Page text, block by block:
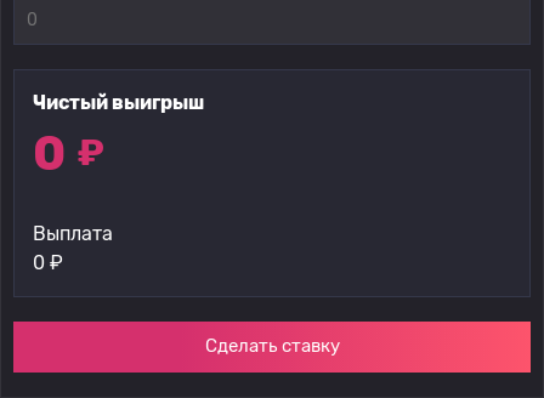
Чистый выигрыш
0 ₽
Выплата
0 ₽
Сделать ставку